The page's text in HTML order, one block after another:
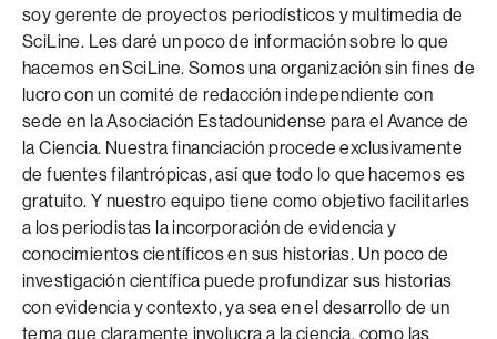
soy gerente de proyectos periodísticos y multimedia de
SciLine. Les daré un poco de información sobre lo que
hacemos en SciLine. Somos una organización sin fines de
lucro con un comité de redacción independiente con
sede en la Asociación Estadounidense para el Avance de
la Ciencia. Nuestra financiación procede exclusivamente
de fuentes filantrópicas, así que todo lo que hacemos es
gratuito. Y nuestro equipo tiene como objetivo facilitarles
a los periodistas la incorporación de evidencia y
conocimientos científicos en sus historias. Un poco de
investigación científica puede profundizar sus historias
con evidencia y contexto, ya sea en el desarrollo de un
tema que claramente involucra a la ciencia, como las